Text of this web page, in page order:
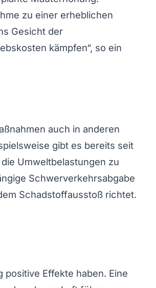
zu einer erheblichen
Gesicht der
kämpfen“, so ein
auch in anderen
gibt es bereits seit
Umweltbelastungen zu
Schwerverkehrsabgabe
Schadstoffausstoß richtet.
Effekte haben. Eine